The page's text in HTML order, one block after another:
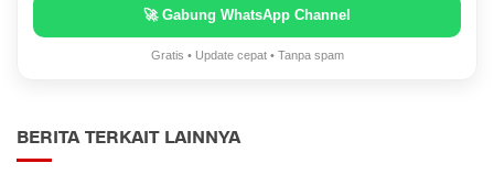
🚀 Gabung WhatsApp Channel
Gratis • Update cepat • Tanpa spam
BERITA TERKAIT LAINNYA